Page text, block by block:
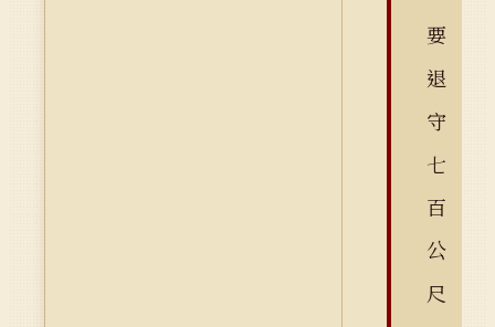
要
退
守
七
百
公
尺